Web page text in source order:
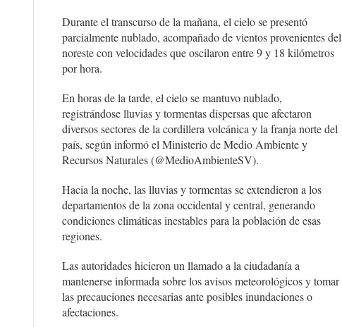
Durante el transcurso de la mañana, el cielo se presentó
parcialmente nublado, acompañado de vientos provenientes del
noreste con velocidades que oscilaron entre 9 y 18 kilómetros
por hora.
En horas de la tarde, el cielo se mantuvo nublado,
registrándose lluvias y tormentas dispersas que afectaron
diversos sectores de la cordillera volcánica y la franja norte del
país, según informó el Ministerio de Medio Ambiente y
Recursos Naturales (@MedioAmbienteSV).
Hacia la noche, las lluvias y tormentas se extendieron a los
departamentos de la zona occidental y central, generando
condiciones climáticas inestables para la población de esas
regiones.
Las autoridades hicieron un llamado a la ciudadanía a
mantenerse informada sobre los avisos meteorológicos y tomar
las precauciones necesarias ante posibles inundaciones o
afectaciones.